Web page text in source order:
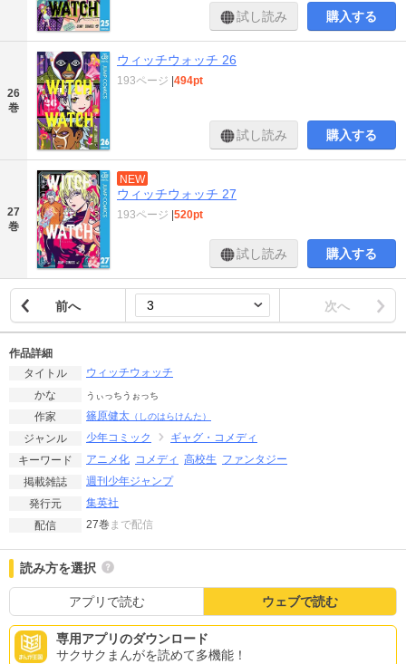
試し読み 購入する
26
巻
ウィッチウォッチ 26
193ページ |494pt
試し読み 購入する
27
巻
NEW
ウィッチウォッチ 27
193ページ |520pt
試し読み 購入する
前へ 次へ
作品詳細
タイトル
ウィッチウォッチ
かな
うぃっちうぉっち
作家 篠原健太 （しのはらけんた）
ジャンル 少年コミック
ギャグ・コメディ
キーワード
アニメ化 コメディ 高校生 ファンタジー
掲載雑誌
週刊少年ジャンプ
発行元
集英社
配信
27巻 まで配信
読み方を選択
アプリで読む ウェブで読む
専用アプリのダウンロード
サクサクまんがを読めて多機能！